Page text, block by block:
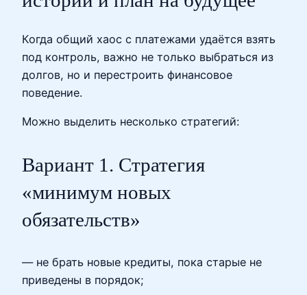
Когда общий хаос с платежами удаётся взять
под контроль, важно не только выбраться из
долгов, но и перестроить финансовое
поведение.
Можно выделить несколько стратегий:
Вариант 1. Стратегия
«минимум новых
обязательств»
— не брать новые кредиты, пока старые не
приведены в порядок;